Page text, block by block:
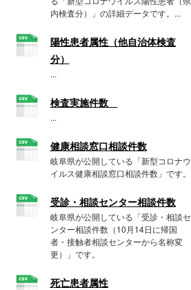
内検査分）」の詳細データです。...
陽性患者属性（他自治体検査
分）
...
検査実施件数
...
健康相談窓口相談件数
岐阜県が公開している「新型コロナウ
イルス健康相談窓口相談件数」です。
受診・相談センター相談件数
岐阜県が公開している「受診・相談セ
ンター相談件数（10月14日に帰国
者・接触者相談センターから名称変
更）」です。
死亡患者属性